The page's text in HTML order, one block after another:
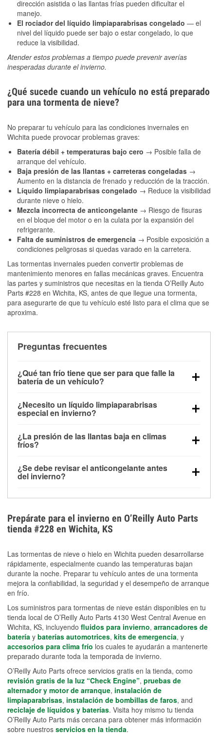
dirección asistida o las llantas frías pueden dificultar el
manejo.
El rociador del líquido limpiaparabrisas congelado — el
nivel del líquido puede ser bajo o estar congelado, lo que
reduce la visibilidad.
Atender estos problemas a tiempo puede prevenir averías
inesperadas durante el invierno.
¿Qué sucede cuando un vehículo no está preparado
para una tormenta de nieve?
No preparar tu vehículo para las condiciones invernales en
Wichita puede provocar problemas graves:
Batería débil + temperaturas bajo cero → Posible falla de
arranque del vehículo.
Baja presión de las llantas + carreteras congeladas →
Aumento en la distancia de frenado y reducción de la tracción.
Líquido limpiaparabrisas congelado → Reduce la visibilidad
durante nieve o hielo.
Mezcla incorrecta de anticongelante → Riesgo de fisuras
en el bloque del motor o en la culata por la expansión del
refrigerante.
Falta de suministros de emergencia → Posible exposición a
condiciones peligrosas si quedas varado en la carretera.
Las tormentas invernales pueden convertir problemas de
mantenimiento menores en fallas mecánicas graves. Encuentra
las partes y suministros que necesitas en la tienda O’Reilly Auto
Parts #228 en Wichita, KS, antes de que llegue una tormenta,
para asegurarte de que tu vehículo esté listo para el clima que se
aproxima.
Preguntas frecuentes
¿Qué tan frío tiene que ser para que falle la
batería de un vehículo?
debajo de los 32 °F y puede perder hasta la mitad de
su potencia de arranque cerca de los 0 °F, lo que
arranque.
¿Necesito un líquido limpiaparabrisas
especial en invierno?
la congelación y ayuda a disolver la sal y la nieve
derretida en la carretera para mejorar la visibilidad.
¿La presión de las llantas baja en climas
fríos?
alrededor de 1 PSI por cada 10 °F que baja la
temperatura. Puedes obtener más información sobre
¿Se debe revisar el anticongelante antes
del invierno?
el sobrecalentamiento en condiciones de frío
extremo. Aprende cómo comprobar la protección
anticongelante en nuestra sección How-To.
Prepárate para el invierno en O’Reilly Auto Parts
tienda #228 en Wichita, KS
Las tormentas de nieve o hielo en Wichita pueden desarrollarse
rápidamente, especialmente cuando las temperaturas bajan
durante la noche. Preparar tu vehículo antes de una tormenta
mejora la confiabilidad, la seguridad y el desempeño de arranque
en frío.
Los suministros para tormentas de nieve están disponibles en tu
tienda local de O’Reilly Auto Parts 4130 West Central Avenue en
Wichita, KS, incluyendo fluidos para invierno, arrancadores de
batería y baterías automotrices, kits de emergencia, y
accesorios para clima frío los cuales te ayudarán a mantenerte
preparado durante toda la temporada de invierno.
O’Reilly Auto Parts ofrece servicios gratis en la tienda, como
revisión gratis de la luz “Check Engine”, pruebas de
alternador y motor de arranque, instalación de
limpiaparabrisas, instalación de bombillas de faros, and
reciclaje de líquidos y baterías. Visita hoy mismo tu tienda
O’Reilly Auto Parts más cercana para obtener más información
sobre nuestros servicios en la tienda.